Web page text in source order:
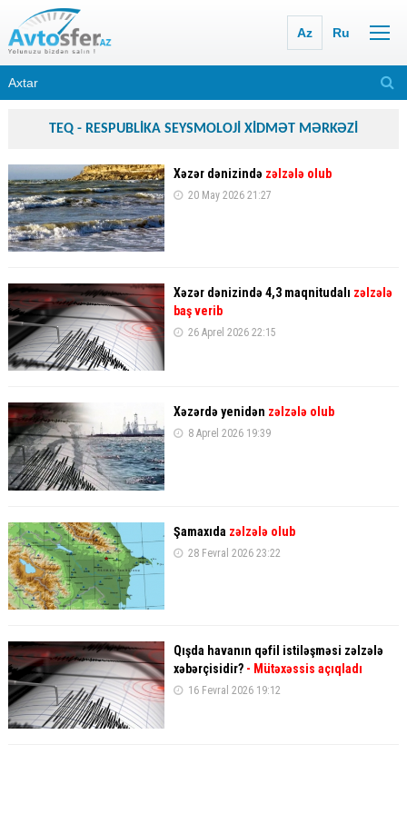
Az Ru
TEQ - RESPUBLİKA SEYSMOLOJİ XİDMƏT MƏRKƏZİ
Xəzər dənizində zəlzələ olub
20 May 2026 21:27
Xəzər dənizində 4,3 maqnitudalı zəlzələ
baş verib
26 Aprel 2026 22:15
Xəzərdə yenidən zəlzələ olub
8 Aprel 2026 19:39
Şamaxıda zəlzələ olub
28 Fevral 2026 23:22
Qışda havanın qəfil istiləşməsi zəlzələ
xəbərçisidir? - Mütəxəssis açıqladı
16 Fevral 2026 19:12